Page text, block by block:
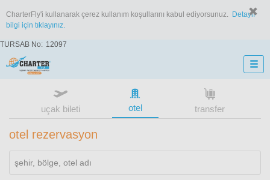
CharterFly'i kullanarak çerez kullanım koşullarını kabul ediyorsunuz.
Detaylı
bilgi için tıklayınız.
TURSAB No: 12097
uçak bileti otel transfer
otel rezervasyon